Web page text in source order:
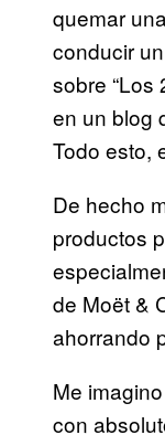
quemar
conducir
sobre “Los
en un blog
Todo esto,
De hecho
productos
de Moët &
ahorrando
Me
con